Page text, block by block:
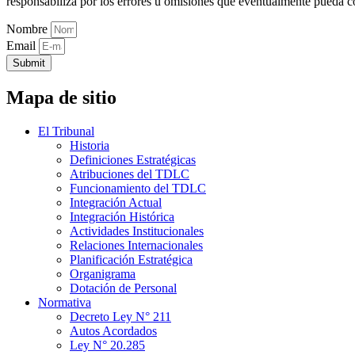
Nombre
Email
Submit
Mapa de sitio
El Tribunal
Historia
Definiciones Estratégicas
Atribuciones del TDLC
Funcionamiento del TDLC
Integración Actual
Integración Histórica
Actividades Institucionales
Relaciones Internacionales
Planificación Estratégica
Organigrama
Dotación de Personal
Normativa
Decreto Ley N° 211
Autos Acordados
Ley N° 20.285